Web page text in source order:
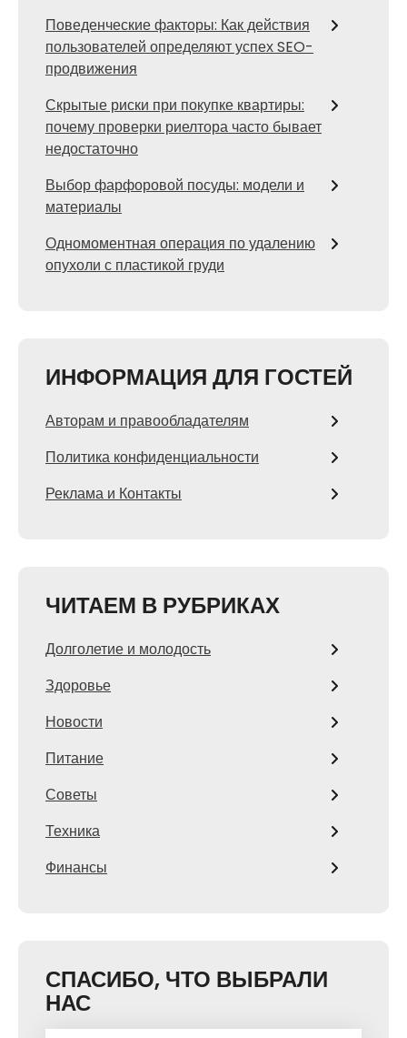
Поведенческие факторы: Как действия
пользователей определяют успех SEO-
продвижения
Скрытые риски при покупке квартиры:
почему проверки риелтора часто бывает
недостаточно
Выбор фарфоровой посуды: модели и
материалы
Одномоментная операция по удалению
опухоли с пластикой груди
ИНФОРМАЦИЯ ДЛЯ ГОСТЕЙ
Авторам и правообладателям
Политика конфиденциальности
Реклама и Контакты
ЧИТАЕМ В РУБРИКАХ
Долголетие и молодость
Здоровье
Новости
Питание
Советы
Техника
Финансы
СПАСИБО, ЧТО ВЫБРАЛИ
НАС